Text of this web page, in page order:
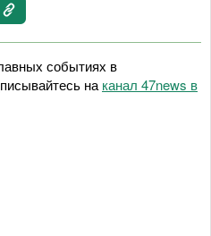
событиях в
на канал 47news в